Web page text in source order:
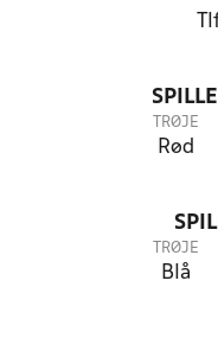
TRØJE
Rød
TRØJE
Blå